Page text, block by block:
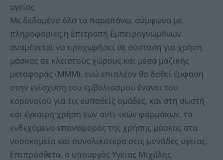
υγείας
Με δεδομένα όλα τα παραπάνω, σύμφωνα με
πληροφορίες,η Επιτροπή Εμπειρογνωμόνων
αναμένεται να προχωρήσει σε σύσταση για χρήση
μάσκας σε κλειστούς χώρους και μέσα μαζικής
μεταφοράς (ΜΜΜ), ενώ επιπλέον θα δοθεί έμφαση
στην ενίσχυση του εμβολιασμού έναντι του
κορονοϊού για τις ευπαθείς ομάδες, και στη σωστή
και έγκαιρη χρήση των αντι-ικών φαρμάκων, το
ενδεχόμενο επαναφοράς της χρήσης μάσκας στα
νοσοκομεία και συνολικότερα στις μονάδες υγείας.
Επιπρόσθετα, ο υπουργός Υγείας Μιχάλης